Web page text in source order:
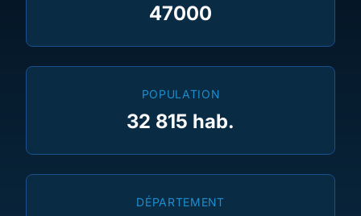
47000
POPULATION
32 815 hab.
DÉPARTEMENT